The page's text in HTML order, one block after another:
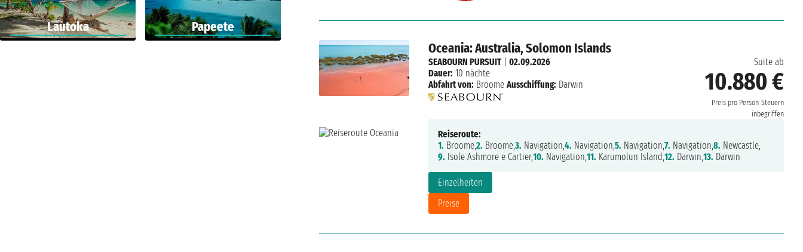
Oceania: Australia, Solomon Islands
Suite ab
10.880 €
Preis pro Person Steuern
inbegriffen
Einzelheiten
Preise
SEABOURN PURSUIT|02.09.2026
Dauer: 10 nächte
Abfahrt von: Broome Ausschiffung: Darwin
Reiseroute:
1. Broome,2. Broome,3. Navigation,4. Navigation,5. Navigation,7. Navigation,8. Newcastle,
9. Isole Ashmore e Cartier,10. Navigation,11. Karumolun Island,12. Darwin,13. Darwin
Lautoka Papeete